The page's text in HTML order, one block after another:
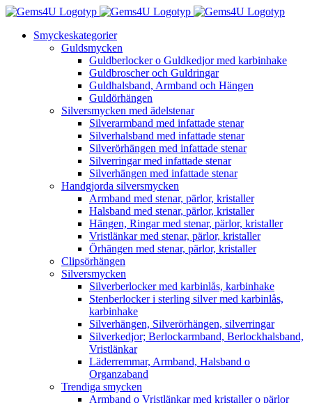
Fortsätt
innehålletSmyckeskategorier
Guldsmycken
Guldberlocker o Guldkedjor med karbinhake
Guldbroscher och Guldringar
Guldhalsband, Armband och Hängen
Guldörhängen
Silversmycken med ädelstenar
Silverarmband med infattade stenar
Silverhalsband med infattade stenar
Silverörhängen med infattade stenar
Silverringar med infattade stenar
Silverhängen med infattade stenar
Handgjorda silversmycken
Armband med stenar, pärlor, kristaller
Halsband med stenar, pärlor, kristaller
Hängen, Ringar med stenar, pärlor, kristaller
Vristlänkar med stenar, pärlor, kristaller
Örhängen med stenar, pärlor, kristaller
Clipsörhängen
Silversmycken
Silverberlocker med karbinlås, karbinhake
Stenberlocker i sterling silver med karbinlås,
karbinhake
Silverhängen, Silverörhängen, silverringar
Silverkedjor; Berlockarmband, Berlockhalsband,
Vristlänkar
Läderremmar, Armband, Halsband o
Organzaband
Trendiga smycken
Armband o Vristlänkar med kristaller o pärlor